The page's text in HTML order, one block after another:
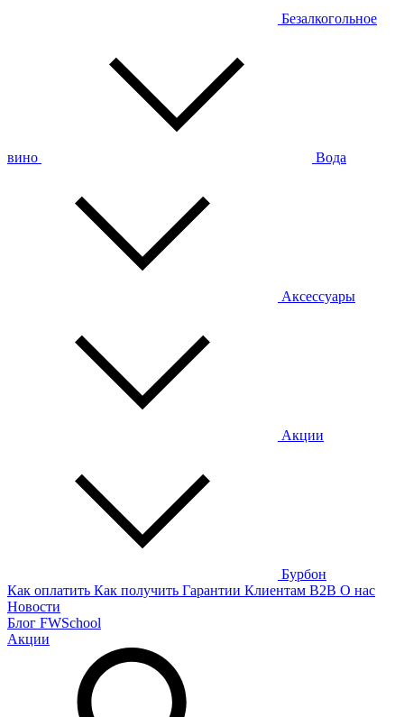
Безалкогольное
вино Вода
Аксессуары
Акции
Бурбон
Как оплатить Как получить Гарантии Клиентам B2B О нас
Новости
Блог FWSchool
Акции